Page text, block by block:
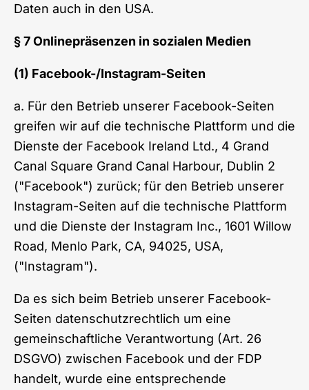
Daten auch in den USA.
§ 7 Onlinepräsenzen in sozialen Medien
(1) Facebook-/Instagram-Seiten
a. Für den Betrieb unserer Facebook-Seiten
greifen wir auf die technische Plattform und die
Dienste der Facebook Ireland Ltd., 4 Grand
Canal Square Grand Canal Harbour, Dublin 2
("Facebook") zurück; für den Betrieb unserer
Instagram-Seiten auf die technische Plattform
und die Dienste der Instagram Inc., 1601 Willow
Road, Menlo Park, CA, 94025, USA,
("Instagram").
Da es sich beim Betrieb unserer Facebook-
Seiten datenschutzrechtlich um eine
gemeinschaftliche Verantwortung (Art. 26
DSGVO) zwischen Facebook und der FDP
handelt, wurde eine entsprechende